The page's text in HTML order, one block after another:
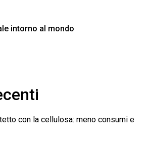
intorno al mondo
con la cellulosa: meno consumi e